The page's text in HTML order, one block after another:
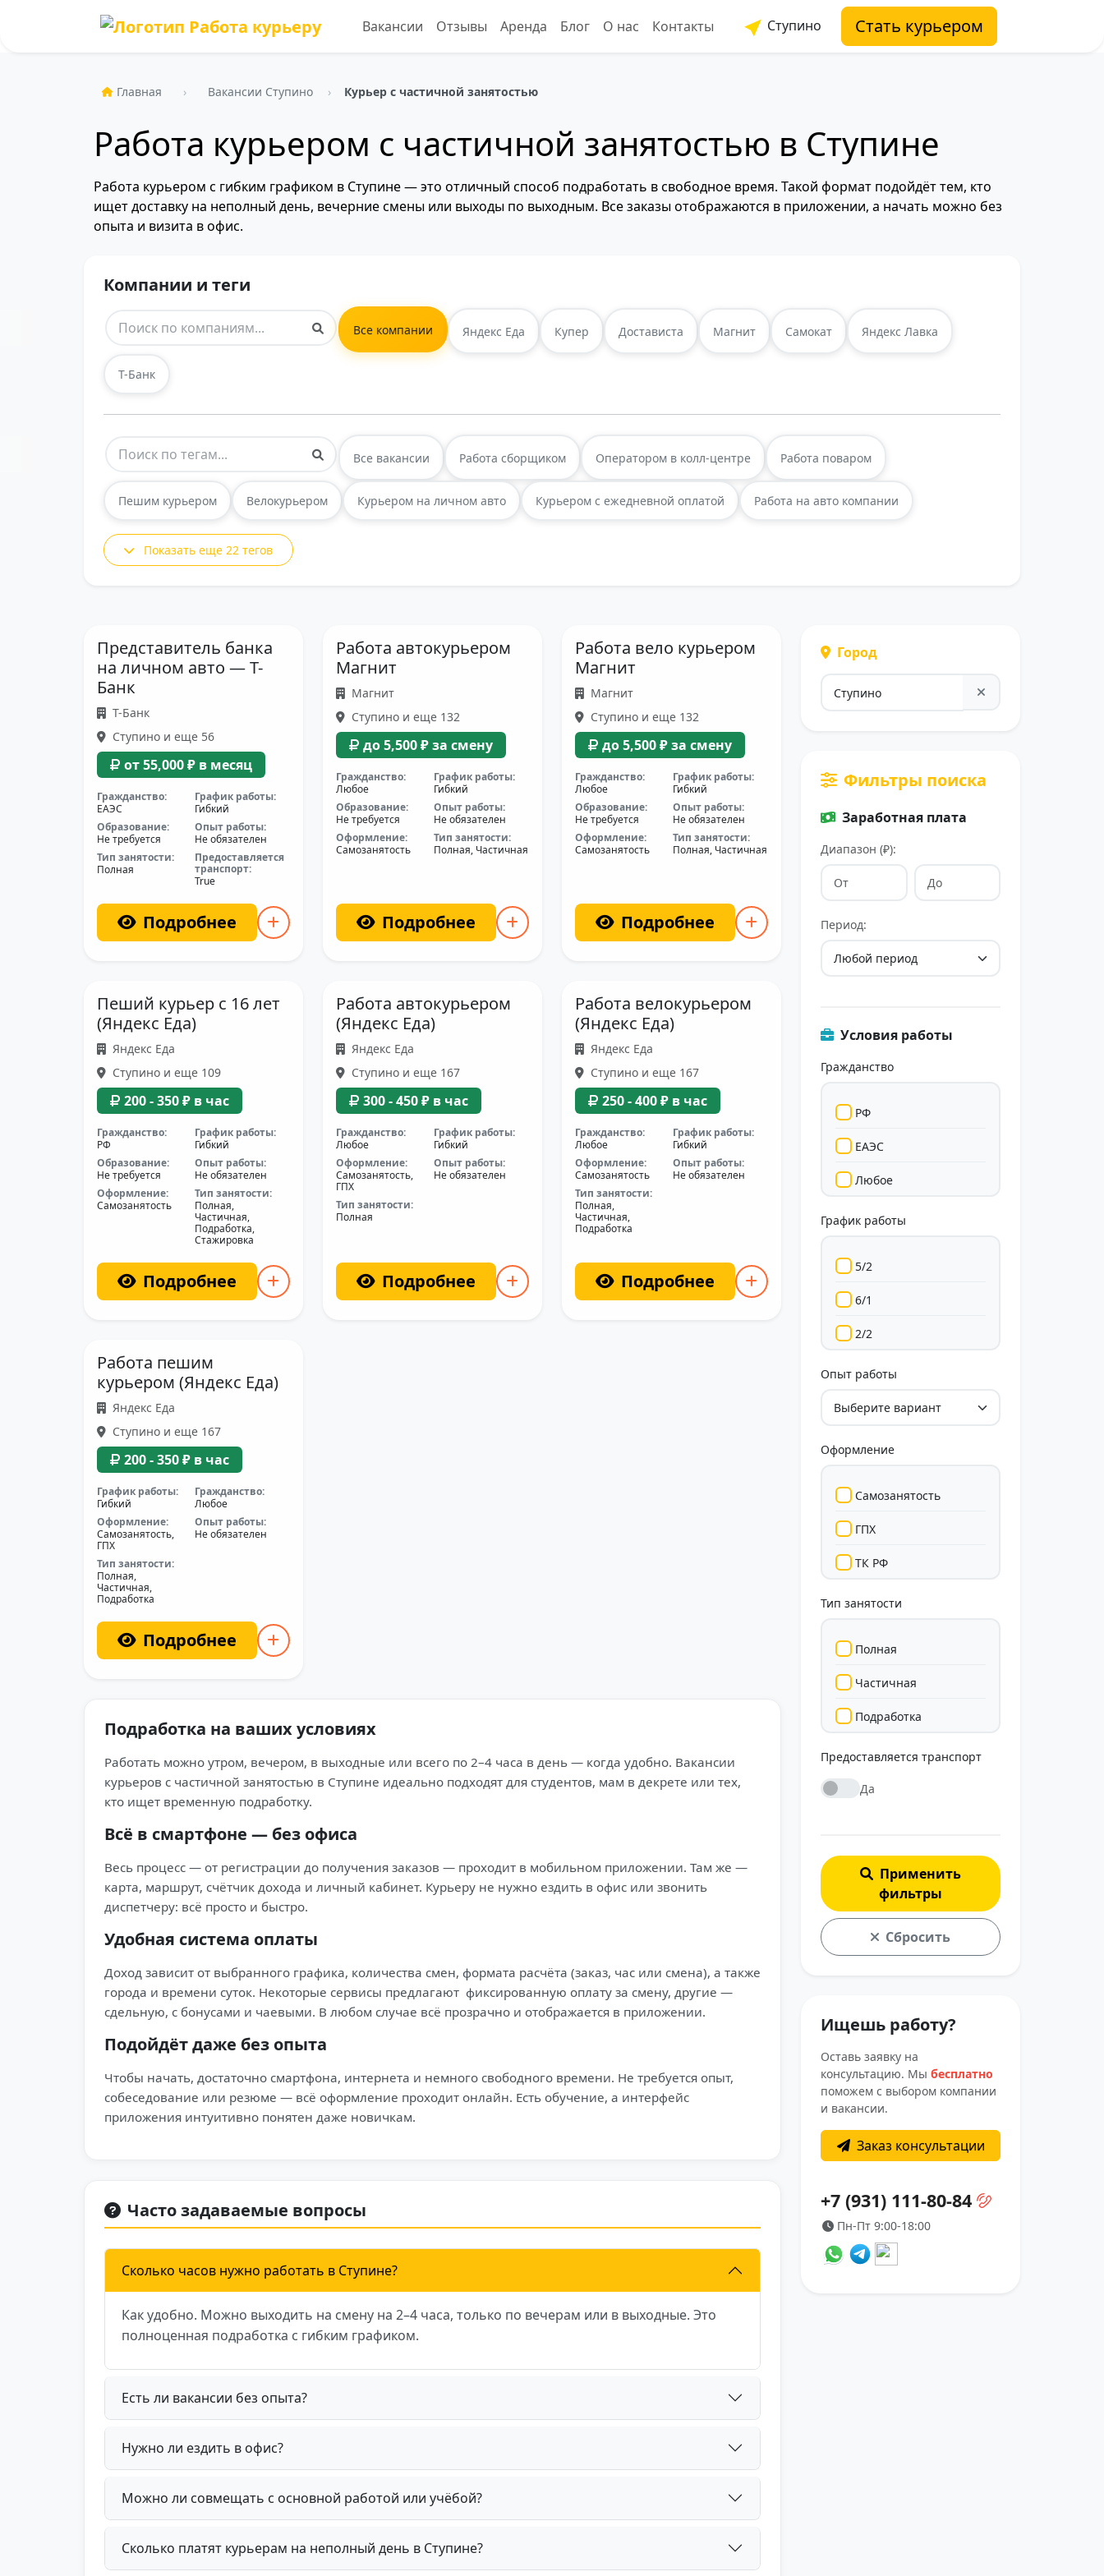
Вакансии Отзывы Аренда Блог О нас Контакты Ступино Стать курьером
Главная Вакансии Ступино Курьер с частичной занятостью
Работа курьером с частичной занятостью в Ступине
Работа курьером с гибким графиком в Ступине — это отличный способ подработать в свободное время. Такой формат подойдёт тем, кто
ищет доставку на неполный день, вечерние смены или выходы по выходным. Все заказы отображаются в приложении, а начать можно без
опыта и визита в офис.
Компании и теги
Все компании Яндекс Еда Купер Достависта Магнит Самокат Яндекс Лавка
Т-Банк
Все вакансии Работа сборщиком Оператором в колл-центре Работа поваром
Пешим курьером Велокурьером Курьером на личном авто Курьером с ежедневной оплатой Работа на авто компании
Показать еще 22 тегов
Город
Фильтры поиска
Заработная плата
Диапазон (₽):
Период:
Условия работы
Гражданство
РФ
ЕАЭС
Любое
График работы
5/2
6/1
2/2
Гибкий
Свободный
Опыт работы
Оформление
Самозанятость
ГПХ
ТК РФ
Тип занятости
Полная
Частичная
Подработка
Предоставляется транспорт
Да
Применить
фильтры
Сбросить
Ищешь работу?
Оставь заявку на
консультацию. Мы бесплатно
поможем с выбором компании
и вакансии.
Заказ консультации
+7 (931) 111-80-84
Пн-Пт 9:00-18:00
Представитель банка
на личном авто — Т-
Банк
Т-Банк
Ступино и еще 56
от 55,000 ₽ в месяц
Гражданство:
ЕАЭС
График работы:
Гибкий
Образование:
Не требуется
Опыт работы:
Не обязателен
Тип занятости:
Полная
Предоставляется
транспорт:
True
Подробнее
Работа автокурьером
Магнит
Магнит
Ступино и еще 132
до 5,500 ₽ за смену
Гражданство:
Любое
График работы:
Гибкий
Образование:
Не требуется
Опыт работы:
Не обязателен
Оформление:
Самозанятость
Тип занятости:
Полная, Частичная
Подробнее
Работа вело курьером
Магнит
Магнит
Ступино и еще 132
до 5,500 ₽ за смену
Гражданство:
Любое
График работы:
Гибкий
Образование:
Не требуется
Опыт работы:
Не обязателен
Оформление:
Самозанятость
Тип занятости:
Полная, Частичная
Подробнее
Пеший курьер с 16 лет
(Яндекс Еда)
Яндекс Еда
Ступино и еще 109
200 - 350 ₽ в час
Гражданство:
РФ
График работы:
Гибкий
Образование:
Не требуется
Опыт работы:
Не обязателен
Оформление:
Самозанятость
Тип занятости:
Полная,
Частичная,
Подработка,
Стажировка
Подробнее
Работа автокурьером
(Яндекс Еда)
Яндекс Еда
Ступино и еще 167
300 - 450 ₽ в час
Гражданство:
Любое
График работы:
Гибкий
Оформление:
Самозанятость,
ГПХ
Опыт работы:
Не обязателен
Тип занятости:
Полная
Подробнее
Работа велокурьером
(Яндекс Еда)
Яндекс Еда
Ступино и еще 167
250 - 400 ₽ в час
Гражданство:
Любое
График работы:
Гибкий
Оформление:
Самозанятость
Опыт работы:
Не обязателен
Тип занятости:
Полная,
Частичная,
Подработка
Подробнее
Работа пешим
курьером (Яндекс Еда)
Яндекс Еда
Ступино и еще 167
200 - 350 ₽ в час
График работы:
Гибкий
Гражданство:
Любое
Оформление:
Самозанятость,
ГПХ
Опыт работы:
Не обязателен
Тип занятости:
Полная,
Частичная,
Подработка
Подробнее
Подработка на ваших условиях
Работать можно утром, вечером, в выходные или всего по 2–4 часа в день — когда удобно. Вакансии
курьеров с частичной занятостью в Ступине идеально подходят для студентов, мам в декрете или тех,
кто ищет временную подработку.
Всё в смартфоне — без офиса
Весь процесс — от регистрации до получения заказов — проходит в мобильном приложении. Там же —
карта, маршрут, счётчик дохода и личный кабинет. Курьеру не нужно ездить в офис или звонить
диспетчеру: всё просто и быстро.
Удобная система оплаты
Доход зависит от выбранного графика, количества смен, формата расчёта (заказ, час или смена), а также
города и времени суток. Некоторые сервисы предлагают фиксированную оплату за смену, другие —
сдельную, с бонусами и чаевыми. В любом случае всё прозрачно и отображается в приложении.
Подойдёт даже без опыта
Чтобы начать, достаточно смартфона, интернета и немного свободного времени. Не требуется опыт,
собеседование или резюме — всё оформление проходит онлайн. Есть обучение, а интерфейс
приложения интуитивно понятен даже новичкам.
Часто задаваемые вопросы
Сколько часов нужно работать в Ступине?
Как удобно. Можно выходить на смену на 2–4 часа, только по вечерам или в выходные. Это
полноценная подработка с гибким графиком.
Есть ли вакансии без опыта?
Нужно ли ездить в офис?
Можно ли совмещать с основной работой или учёбой?
Сколько платят курьерам на неполный день в Ступине?